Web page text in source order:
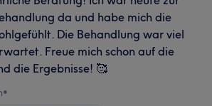
da und habe mich die
Die Behandlung war viel
Freue mich schon auf die
die Ergebnisse! 🥰
•